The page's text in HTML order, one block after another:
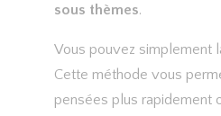
sous thèmes.
Vous pouvez simplement
Cette méthode vous
pensées plus rapidement